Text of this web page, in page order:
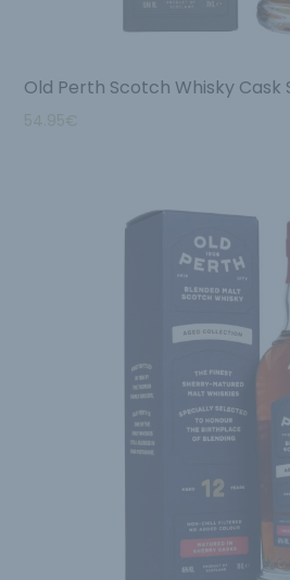
Old Perth Scotch Whisky Cask
54.95€